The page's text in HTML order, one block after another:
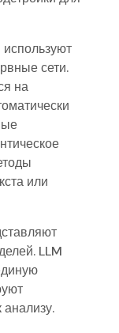
сети.
на
или
LLM